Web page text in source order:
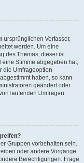
ursprünglichen Verfasser,
werden. Um eine
des Themas; dieser ist
eine Stimme abgegeben hat,
die Umfrageoption
haben, so kann
geändert oder
laufenden Umfragen
Gruppen vorbehalten sein.
oder andere Vorgänge
Berechtigungen. Frage